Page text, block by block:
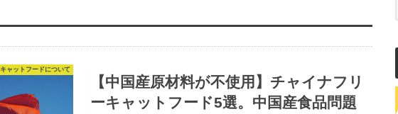
キャットフードについて
【中国産原材料が不使用】チャイナフリ
ーキャットフード5選。中国産食品問題